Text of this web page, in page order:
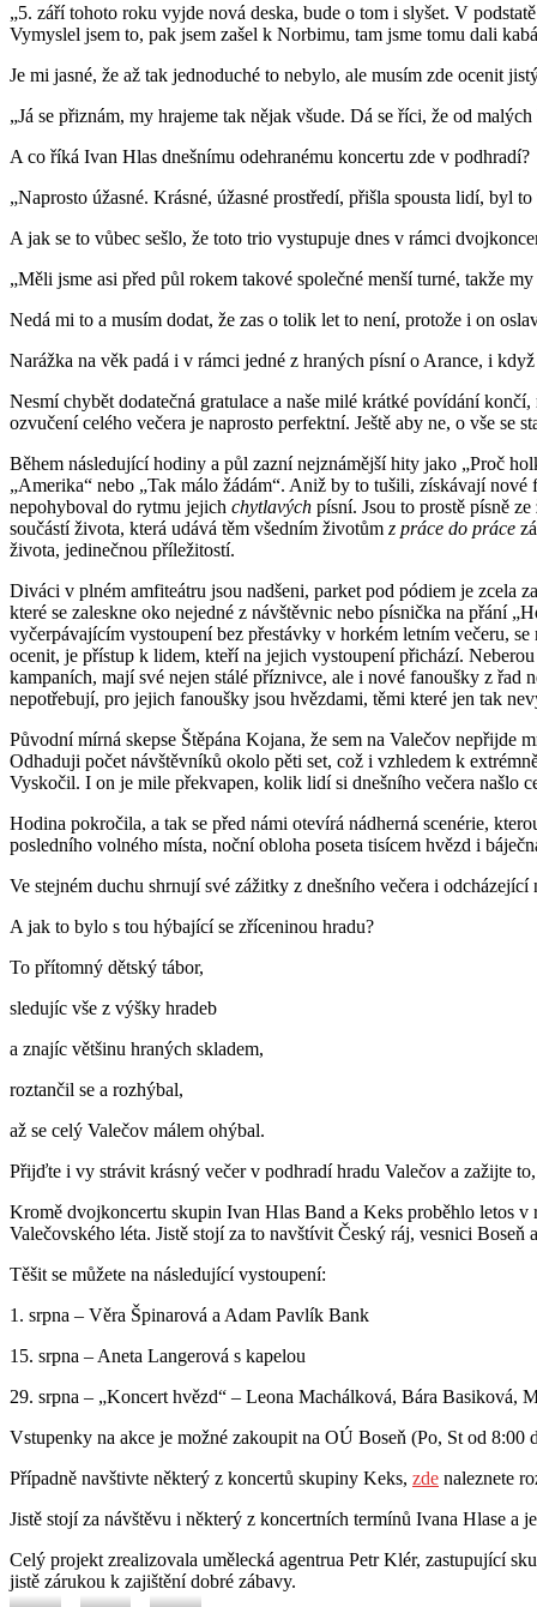
„5. září tohoto roku vyjde nová deska, bude o tom i slyšet. V
Vymyslel jsem to, pak jsem zašel k Norbimu, tam jsme tomu dali
Je mi jasné, že až tak jednoduché to nebylo, ale musím zde ocenit
„Já se přiznám, my hrajeme tak nějak všude. Dá se říci, že od
A co říká Ivan Hlas dnešnímu odehranému koncertu zde v podhradí?
„Naprosto úžasné. Krásné, úžasné prostředí, přišla spousta lidí, byl
A jak se to vůbec sešlo, že toto trio vystupuje dnes v rámci
„Měli jsme asi před půl rokem takové společné menší turné, takže
Nedá mi to a musím dodat, že zas o tolik let to není, protože i on
Narážka na věk padá i v rámci jedné z hraných písní o Arance, i
Nesmí chybět dodatečná gratulace a naše milé krátké povídání
ozvučení celého večera je naprosto perfektní. Ještě aby ne, o vše se
Během následující hodiny a půl zazní nejznámější hity jako „Proč
„Amerika“ nebo „Tak málo žádám“. Aniž by to tušili, získávají
nepohyboval do rytmu jejich chytlavých písní. Jsou to prostě písně
součástí života, která udává těm všedním životům z práce do práce
života, jedinečnou příležitostí.
Diváci v plném amfiteátru jsou nadšeni, parket pod pódiem je zcela
které se zaleskne oko nejedné z návštěvnic nebo písnička na přání
vyčerpávajícím vystoupení bez přestávky v horkém letním večeru,
ocenit, je přístup k lidem, kteří na jejich vystoupení přichází.
kampaních, mají své nejen stálé příznivce, ale i nové fanoušky z
nepotřebují, pro jejich fanoušky jsou hvězdami, těmi které jen tak
Původní mírná skepse Štěpána Kojana, že sem na Valečov
Odhaduji počet návštěvníků okolo pěti set, což i vzhledem k
Vyskočil. I on je mile překvapen, kolik lidí si dnešního večera našlo
Hodina pokročila, a tak se před námi otevírá nádherná scenérie,
posledního volného místa, noční obloha poseta tisícem hvězd i
Ve stejném duchu shrnují své zážitky z dnešního večera i
A jak to bylo s tou hýbající se zříceninou hradu?
To přítomný dětský tábor,
sledujíc vše z výšky hradeb
a znajíc většinu hraných skladem,
roztančil se a rozhýbal,
až se celý Valečov málem ohýbal.
Přijďte i vy strávit krásný večer v podhradí hradu Valečov a zažijte
Kromě dvojkoncertu skupin Ivan Hlas Band a Keks proběhlo letos
Valečovského léta. Jistě stojí za to navštívit Český ráj, vesnici Boseň
Těšit se můžete na následující vystoupení:
1. srpna – Věra Špinarová a Adam Pavlík Bank
15. srpna – Aneta Langerová s kapelou
29. srpna – „Koncert hvězd“ – Leona Machálková, Bára Basiková,
Vstupenky na akce je možné zakoupit na OÚ Boseň (Po, St od
Případně navštivte některý z koncertů skupiny Keks, zde naleznete
Jistě stojí za návštěvu i některý z koncertních termínů Ivana Hlase a
Celý projekt zrealizovala umělecká agentrua Petr Klér, zastupující
jistě zárukou k zajištění dobré zábavy.